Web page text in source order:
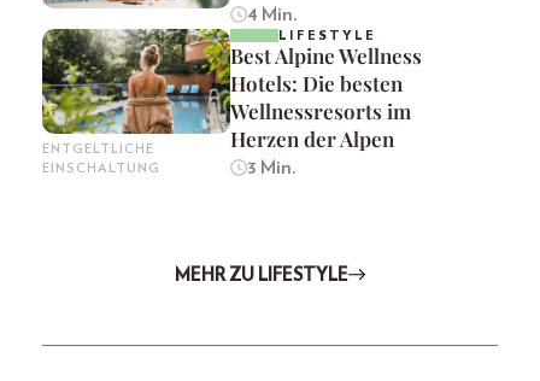
4 Min.
ENTGELTLICHE
EINSCHALTUNG
LIFESTYLE
Best Alpine Wellness
Hotels: Die besten
Wellnessresorts im
Herzen der Alpen
3 Min.
MEHR ZU LIFESTYLE